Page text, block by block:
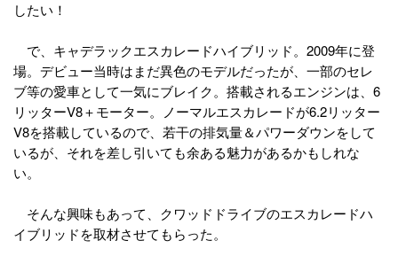
したい！
で、キャデラックエスカレードハイブリッド。2009年に登
場。デビュー当時はまだ異色のモデルだったが、一部のセレ
ブ等の愛車として一気にブレイク。搭載されるエンジンは、6
リッターV8＋モーター。ノーマルエスカレードが6.2リッター
V8を搭載しているので、若干の排気量＆パワーダウンをして
いるが、それを差し引いても余ある魅力があるかもしれな
い。
そんな興味もあって、クワッドドライブのエスカレードハ
イブリッドを取材させてもらった。